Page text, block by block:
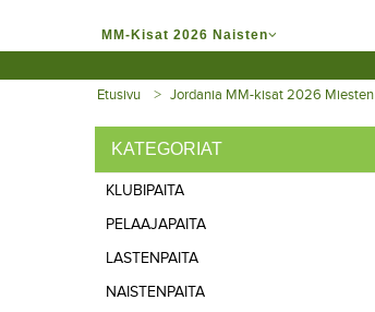
MM-Kisat 2026 Naisten
Etusivu Jordania MM-kisat 2026 Miesten
KATEGORIAT
KLUBIPAITA
PELAAJAPAITA
LASTENPAITA
NAISTENPAITA